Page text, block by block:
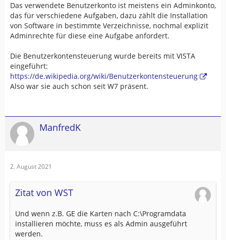
Das verwendete Benutzerkonto ist meistens ein Adminkonto,
das für verschiedene Aufgaben, dazu zählt die Installation
von Software in bestimmte Verzeichnisse, nochmal explizit
Adminrechte für diese eine Aufgabe anfordert.
Die Benutzerkontensteuerung wurde bereits mit VISTA
eingeführt:
https://de.wikipedia.org/wiki/Benutzerkontensteuerung
Also war sie auch schon seit W7 präsent.
ManfredK
2. August 2021
Zitat von WST
Und wenn z.B. GE die Karten nach C:\Programdata
installieren möchte, muss es als Admin ausgeführt
werden.